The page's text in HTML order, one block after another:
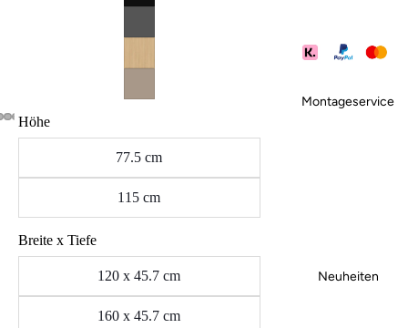
Montageservice
Neuheiten
Höhe
77.5 cm
115 cm
Breite x Tiefe
120 x 45.7 cm
160 x 45.7 cm